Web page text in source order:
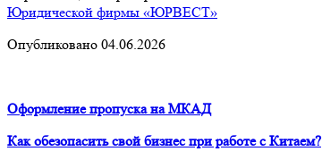
Юридической фирмы «ЮРВЕСТ»
Опубликовано 04.06.2026
Оформление пропуска на МКАД
Как обезопасить свой бизнес при работе с Китаем?